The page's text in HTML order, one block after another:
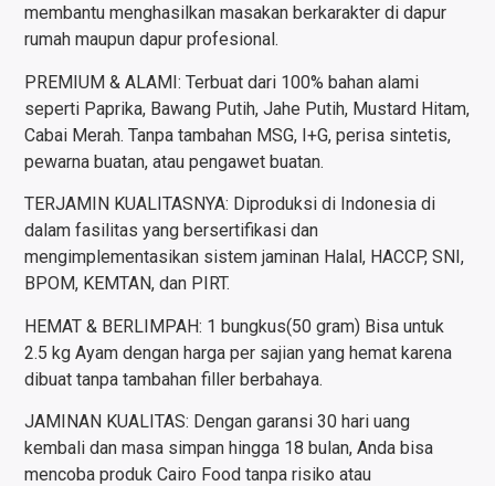
membantu menghasilkan masakan berkarakter di dapur
rumah maupun dapur profesional.
PREMIUM & ALAMI: Terbuat dari 100% bahan alami
seperti Paprika, Bawang Putih, Jahe Putih, Mustard Hitam,
Cabai Merah. Tanpa tambahan MSG, I+G, perisa sintetis,
pewarna buatan, atau pengawet buatan.
TERJAMIN KUALITASNYA: Diproduksi di Indonesia di
dalam fasilitas yang bersertifikasi dan
mengimplementasikan sistem jaminan Halal, HACCP, SNI,
BPOM, KEMTAN, dan PIRT.
HEMAT & BERLIMPAH: 1 bungkus(50 gram) Bisa untuk
2.5 kg Ayam dengan harga per sajian yang hemat karena
dibuat tanpa tambahan filler berbahaya.
JAMINAN KUALITAS: Dengan garansi 30 hari uang
kembali dan masa simpan hingga 18 bulan, Anda bisa
mencoba produk Cairo Food tanpa risiko atau